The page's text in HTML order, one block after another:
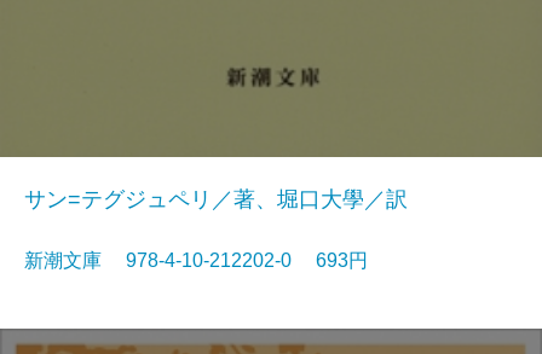
サン=テグジュペリ／著、堀口大學／訳
新潮文庫 978-4-10-212202-0 693円